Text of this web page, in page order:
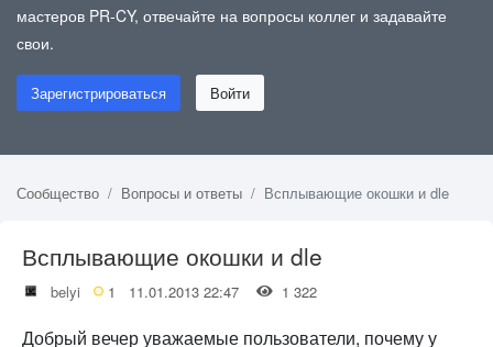
мастеров PR-CY, отвечайте на вопросы коллег и задавайте
свои.
Зарегистрироваться Войти
Сообщество Вопросы и ответы Всплывающие окошки и dle
Всплывающие окошки и dle
belyi 1 11.01.2013 22:47 1 322
Добрый вечер уважаемые пользователи, почему у